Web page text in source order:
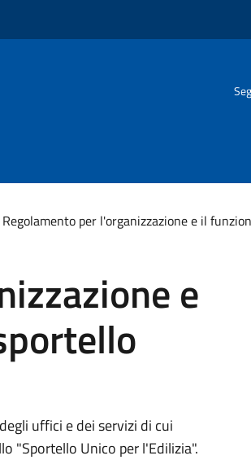
Regolamento per l'organizzazione e il
e
uffici e dei servizi di cui
"Sportello Unico per l'Edilizia".